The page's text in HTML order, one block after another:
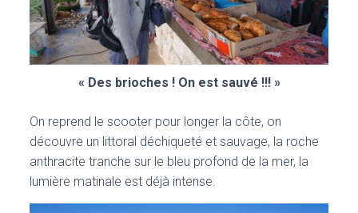
« Des brioches ! On est sauvé !!! »
On reprend le scooter pour longer la côte, on
découvre un littoral déchiqueté et sauvage, la roche
anthracite tranche sur le bleu profond de la mer, la
lumière matinale est déjà intense.